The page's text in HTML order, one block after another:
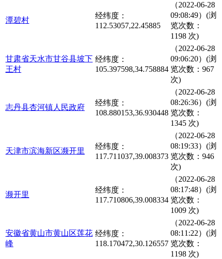
潭碧村
经纬度：
112.53057,22.45885
（2022-06-28
09:08:49）(浏
览次数：
1198 次)
甘肃省天水市甘谷县坡下
王村
经纬度：
105.397598,34.758884
（2022-06-28
09:06:20）(浏
览次数：967
次)
志丹县杏河镇人民政府
经纬度：
108.880153,36.930448
（2022-06-28
08:26:36）(浏
览次数：
1345 次)
天津市滨海新区濒开里
经纬度：
117.711037,39.008373
（2022-06-28
08:19:33）(浏
览次数：946
次)
濒开里
经纬度：
117.710806,39.008334
（2022-06-28
08:17:48）(浏
览次数：
1009 次)
安徽省黄山市黄山区莲花
峰
经纬度：
118.170472,30.126557
（2022-06-28
08:11:22）(浏
览次数：
1198 次)